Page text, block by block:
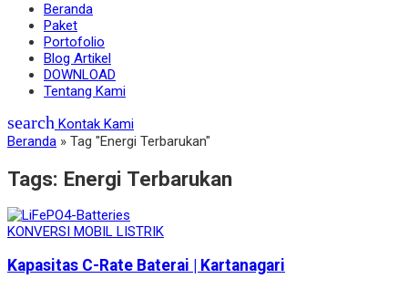
Beranda
Paket
Portofolio
Blog Artikel
DOWNLOAD
Tentang Kami
search Kontak Kami
Beranda » Tag "Energi Terbarukan"
Tags: Energi Terbarukan
KONVERSI MOBIL LISTRIK
Kapasitas C-Rate Baterai | Kartanagari